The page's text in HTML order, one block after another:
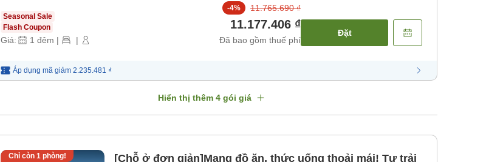
Seasonal Sale
Flash Coupon
Giá: 1 đêm | |
-4% 11.765.690 ₫
11.177.406 ₫
Đã bao gồm thuế phí
Đặt
Áp dụng mã giảm 2.235.481 ₫
Hiển thị thêm 4 gói giá
Chỉ còn 1 phòng!
[Chỗ ở đơn giản]Mang đồ ăn, thức uống thoải mái! Tự trải